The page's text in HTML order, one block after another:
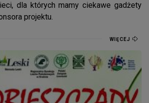
dla których mamy ciekawe gadżety
projektu.
WIĘCEJ